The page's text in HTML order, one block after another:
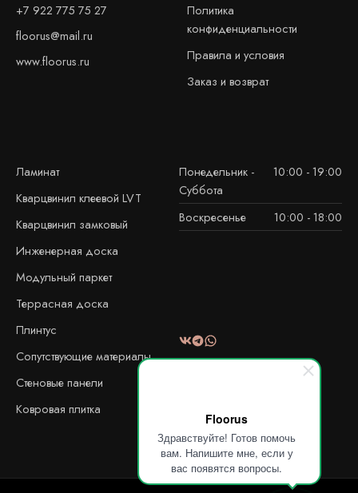
Floorus
Здравствуйте! Готов помочь
вам. Напишите мне, если у
вас появятся вопросы.
+7 922 775 75 27
floorus@mail.ru
www.floorus.ru
Политика
конфиденциальности
Правила и условия
Заказ и возврат
Ламинат
Кварцвинил клеевой LVT
Кварцвинил замковый
Инженерная доска
Модульный паркет
Террасная доска
Плинтус
Сопутствующие материалы
Стеновые панели
Ковровая плитка
Понедельник -
Суббота
10:00 - 19:00
Воскресенье 10:00 - 18:00